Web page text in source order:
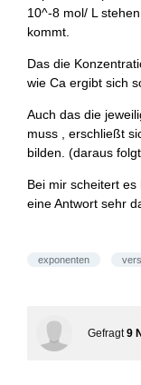
10^-8 mol/ L
kommt.
Das die
wie Ca ergibt sich
Auch das die
muss , erschließt
bilden. (daraus
Bei mir scheitert
eine Antwort sehr
exponenten
Gefragt 9